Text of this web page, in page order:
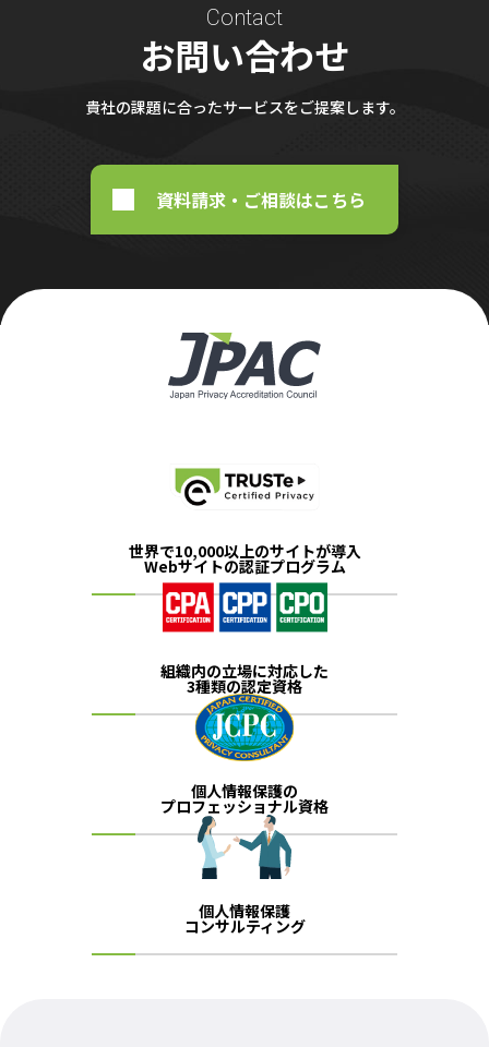
Contact
お問い合わせ
貴社の課題に合ったサービスをご提案します。
資料請求・ご相談はこちら
世界で10,000以上のサイトが導入
Webサイトの認証プログラム
組織内の立場に対応した
3種類の認定資格
個人情報保護の
プロフェッショナル資格
個人情報保護
コンサルティング